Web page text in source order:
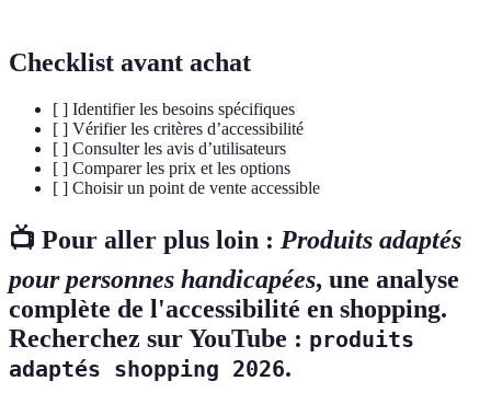
Checklist avant achat
[ ] Identifier les besoins spécifiques
[ ] Vérifier les critères d’accessibilité
[ ] Consulter les avis d’utilisateurs
[ ] Comparer les prix et les options
[ ] Choisir un point de vente accessible
📺 Pour aller plus loin : Produits adaptés
pour personnes handicapées, une analyse
complète de l'accessibilité en shopping.
Recherchez sur YouTube : produits
adaptés shopping 2026.